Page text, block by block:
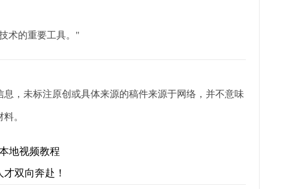
术的重要工具。"
，未标注原创或具体来源的稿件来源于网络，并不意味
。
地视频教程
双向奔赴！